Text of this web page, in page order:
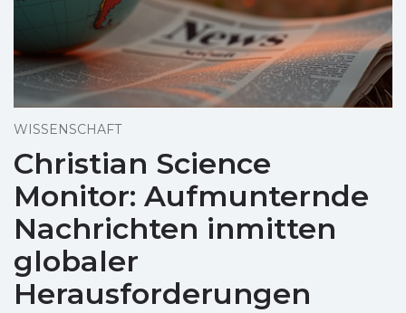
WISSENSCHAFT
Christian Science
Monitor: Aufmunternde
Nachrichten inmitten
globaler
Herausforderungen